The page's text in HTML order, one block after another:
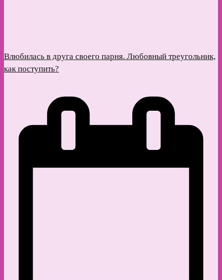
Влюбилась в друга своего парня. Любовный треугольник,
как поступить?